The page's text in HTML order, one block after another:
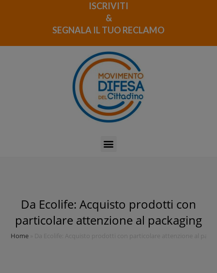
ISCRIVITI
&
SEGNALA IL TUO RECLAMO
Da Ecolife: Acquisto prodotti con
particolare attenzione al packaging
Home Da Ecolife: Acquisto prodotti con particolare attenzione al